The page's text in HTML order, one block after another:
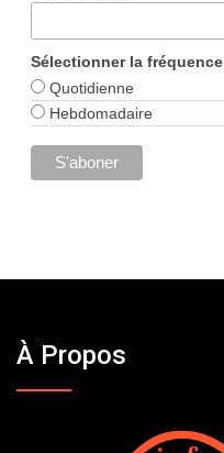
Sélectionner la fréquence
Quotidienne
Hebdomadaire
À Propos